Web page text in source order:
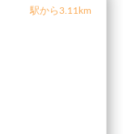
駅から3.11km